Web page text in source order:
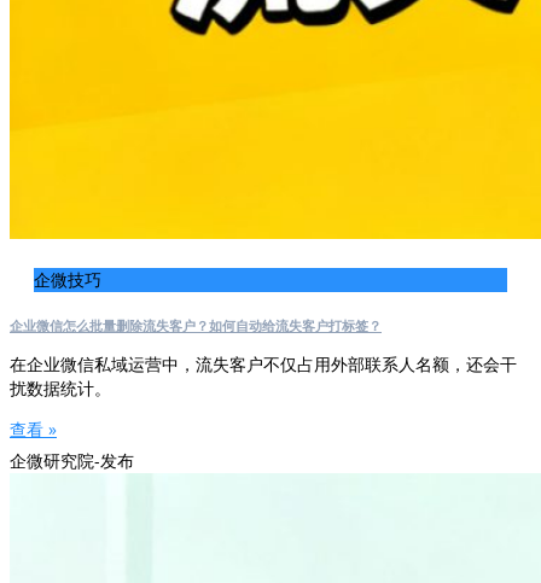
企微技巧
企业微信怎么批量删除流失客户？如何自动给流失客户打标签？
在企业微信私域运营中，流失客户不仅占用外部联系人名额，还会干
扰数据统计。
查看 »
企微研究院-发布